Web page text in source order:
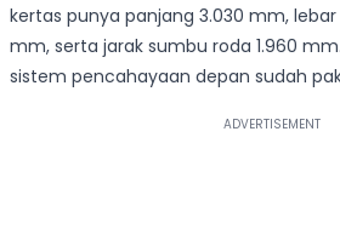
kertas punya panjang 3.030 mm, lebar
mm, serta jarak sumbu roda 1.960
sistem pencahayaan depan sudah